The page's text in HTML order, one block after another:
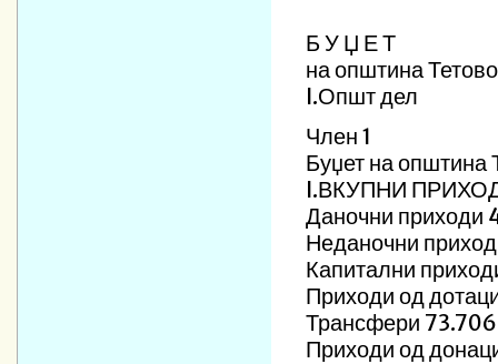
Б У Џ Е Т
на општина
I.Општ дел
Член 1
Буџет на општина
I.ВКУПНИ
Даночни приходи
Неданочни
Капитални
Приходи од
Трансфери
Приходи од